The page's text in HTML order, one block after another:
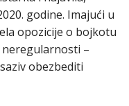
godine. Imajući u
opozicije o bojkotu
–
obezbediti